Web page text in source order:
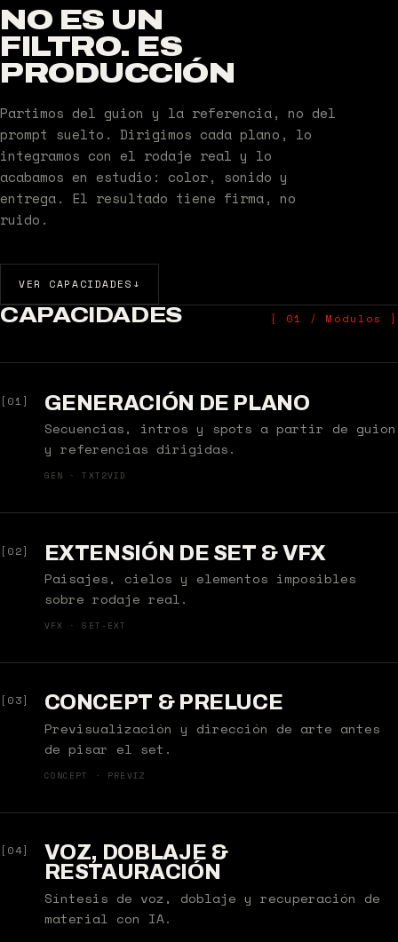
NO ES UN
FILTRO. ES
PRODUCCIÓN
Partimos del guion y la referencia, no del
prompt suelto. Dirigimos cada plano, lo
integramos con el rodaje real y lo
acabamos en estudio: color, sonido y
entrega. El resultado tiene firma, no
ruido.
VER CAPACIDADES ↓
CAPACIDADES [ 01 / Módulos ]
[01] GENERACIÓN DE PLANO
Secuencias, intros y spots a partir de guion
y referencias dirigidas.
GEN · TXT2VID
[02] EXTENSIÓN DE SET & VFX
Paisajes, cielos y elementos imposibles
sobre rodaje real.
VFX · SET-EXT
[03] CONCEPT & PRELUCE
Previsualización y dirección de arte antes
de pisar el set.
CONCEPT · PREVIZ
[04]
VOZ, DOBLAJE &
RESTAURACIÓN
Síntesis de voz, doblaje y recuperación de
material con IA.